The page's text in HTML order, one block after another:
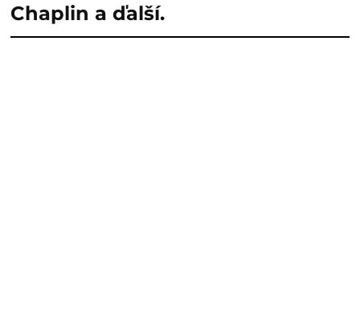
Chaplin a ďalší.